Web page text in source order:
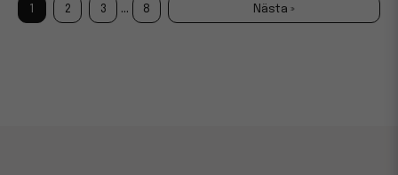
1 2 3 ... 8 Nästa »